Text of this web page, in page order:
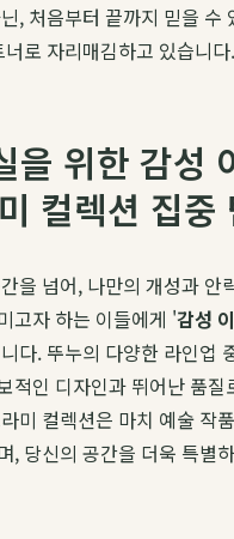
, 처음부터 끝까지 믿을 수
로 자리매김하고 있습니다.
을 위한 감성
컬렉션 집중
을 넘어, 나만의 개성과 안
고자 하는 이들에게 '감성
다. 뚜누의 다양한 라인업
적인 디자인과 뛰어난 품질
미 컬렉션은 마치 예술 작
, 당신의 공간을 더욱 특별